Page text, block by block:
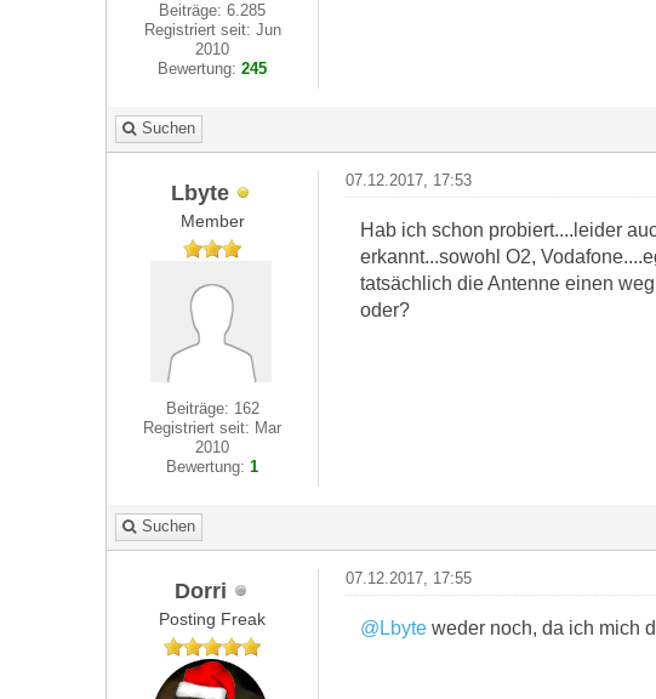
Beiträge: 6.285
Registriert seit: Jun
2010
Bewertung:245
Suchen
Lbyte
Member
Beiträge: 162
Registriert seit: Mar
2010
Bewertung:1
07.12.2017, 17:53
Hab ich schon probiert....leider
erkannt...sowohl O2,
tatsächlich die Antenne einen
oder?
Suchen
Dorri
Posting Freak
07.12.2017, 17:55
@Lbyteweder noch, da ich mich